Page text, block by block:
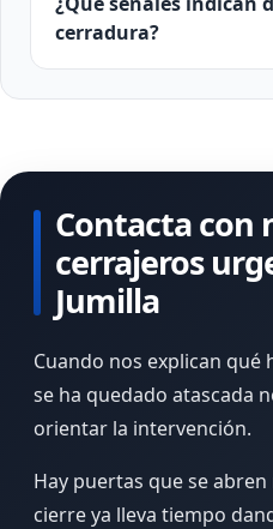
cerradura?
Contacta con
cerrajeros
Jumilla
Cuando nos explican qué
se ha quedado atascada
orientar la intervención.
Hay puertas que se
cierre ya lleva tiempo